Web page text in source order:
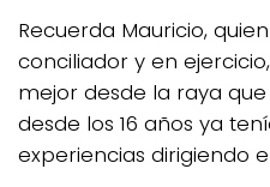
Recuerda Mauricio,
conciliador y en
mejor desde la raya
desde los 16 años ya
experiencias dirigiendo